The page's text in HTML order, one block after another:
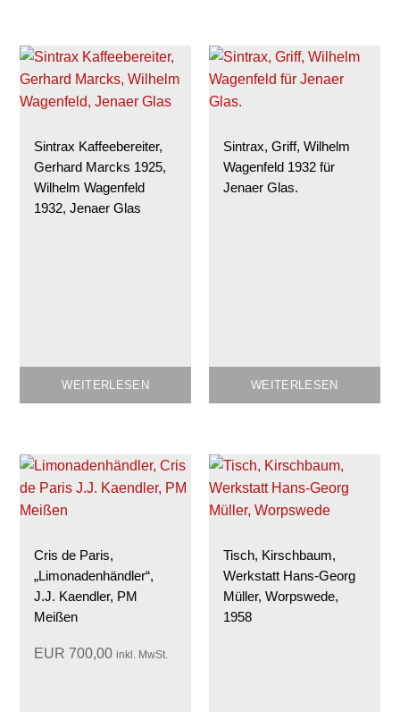
Sintrax Kaffeebereiter,
Gerhard Marcks 1925,
Wilhelm Wagenfeld
1932, Jenaer Glas
WEITERLESEN
Sintrax, Griff, Wilhelm
Wagenfeld 1932 für
Jenaer Glas.
WEITERLESEN
Cris de Paris,
„Limonadenhändler“,
J.J. Kaendler, PM
Meißen
EUR 700,00 inkl. MwSt.
Tisch, Kirschbaum,
Werkstatt Hans-Georg
Müller, Worpswede,
1958